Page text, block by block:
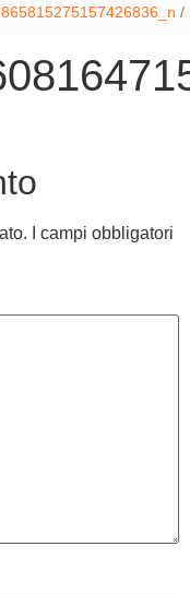
/
I campi obbligatori